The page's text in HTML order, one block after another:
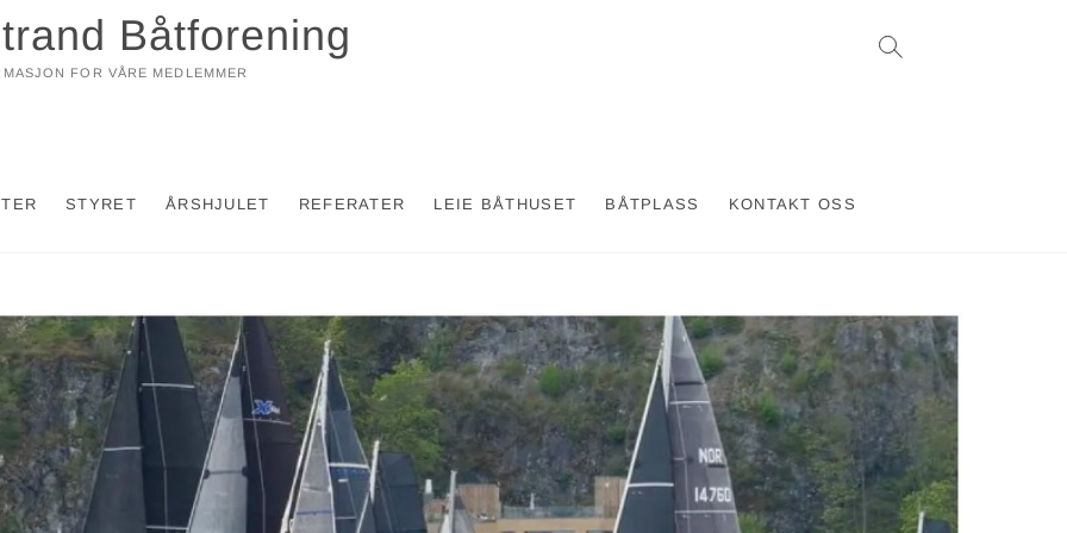
Båtforening
FOR VÅRE MEDLEMMER
STYRET ÅRSHJULET REFERATER LEIE BÅTHUSET BÅTPLASS KONTAKT OSS